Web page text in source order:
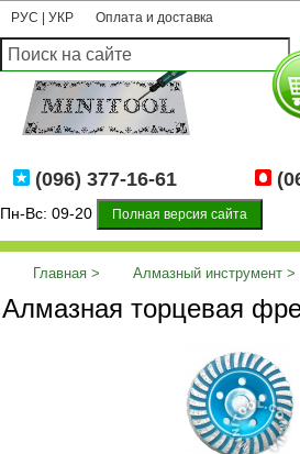
РУС УКР Оплата и доставка
(096) 377-16-61
Пн-Вс: 09-20 Полная версия сайта
Главная Алмазный инструмент
торцевые
Алмазная торцевая фреза
Алмазная торцевая